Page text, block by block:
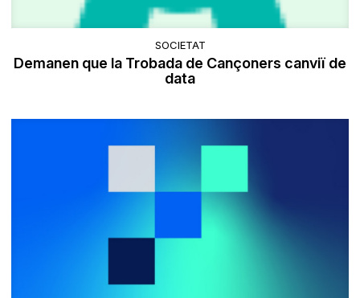
SOCIETAT
Demanen que la Trobada de Cançoners canviï de
data